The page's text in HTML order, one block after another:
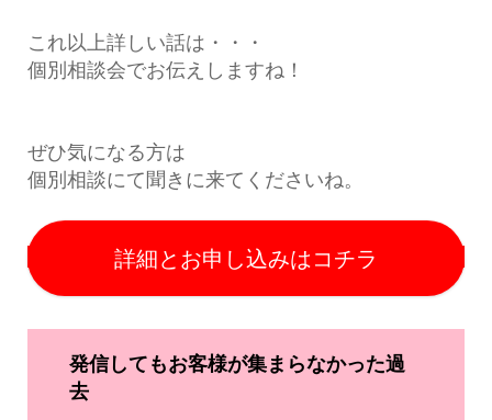
これ以上詳しい話は・・・
個別相談会でお伝えしますね！
ぜひ気になる方は
個別相談にて聞きに来てくださいね。
詳細とお申し込みはコチラ
発信してもお客様が集まらなかった過
去